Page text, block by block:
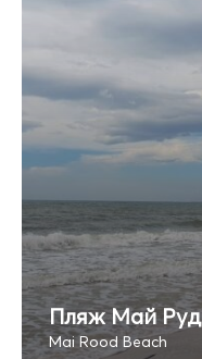
Пляж Май Руд
Mai Rood Beach